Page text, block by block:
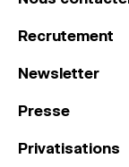
Recrutement
Newsletter
Presse
Privatisations